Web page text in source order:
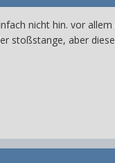
nicht hin. vor
stoßstange, aber